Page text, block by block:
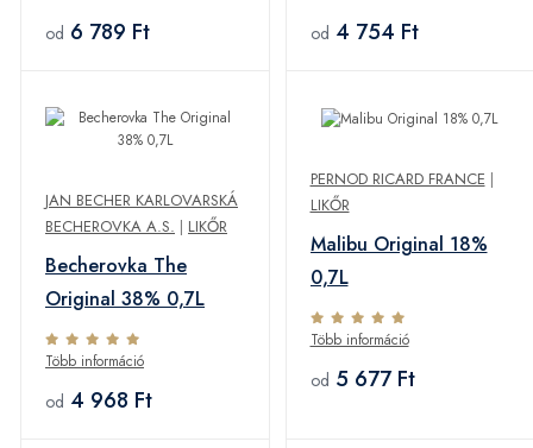
od 6 789 Ft od 4 754 Ft
JAN BECHER KARLOVARSKÁ
BECHEROVKA A.S. | LIKŐR
Becherovka The
Original 38% 0,7L
Több információ
od 4 968 Ft
PERNOD RICARD FRANCE |
LIKŐR
Malibu Original 18%
0,7L
Több információ
od 5 677 Ft